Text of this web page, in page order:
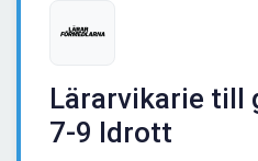
Lärarvikarie till
7-9 Idrott